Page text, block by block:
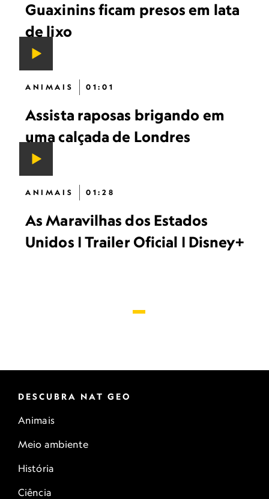
Guaxinins ficam presos em lata
de lixo
ANIMAIS 01:01
Assista raposas brigando em
uma calçada de Londres
ANIMAIS 01:28
As Maravilhas dos Estados
Unidos | Trailer Oficial | Disney+
DESCUBRA NAT GEO
Animais
Meio ambiente
História
Ciência